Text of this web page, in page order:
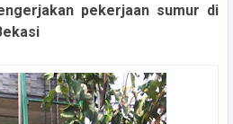
pekerjaan sumur di